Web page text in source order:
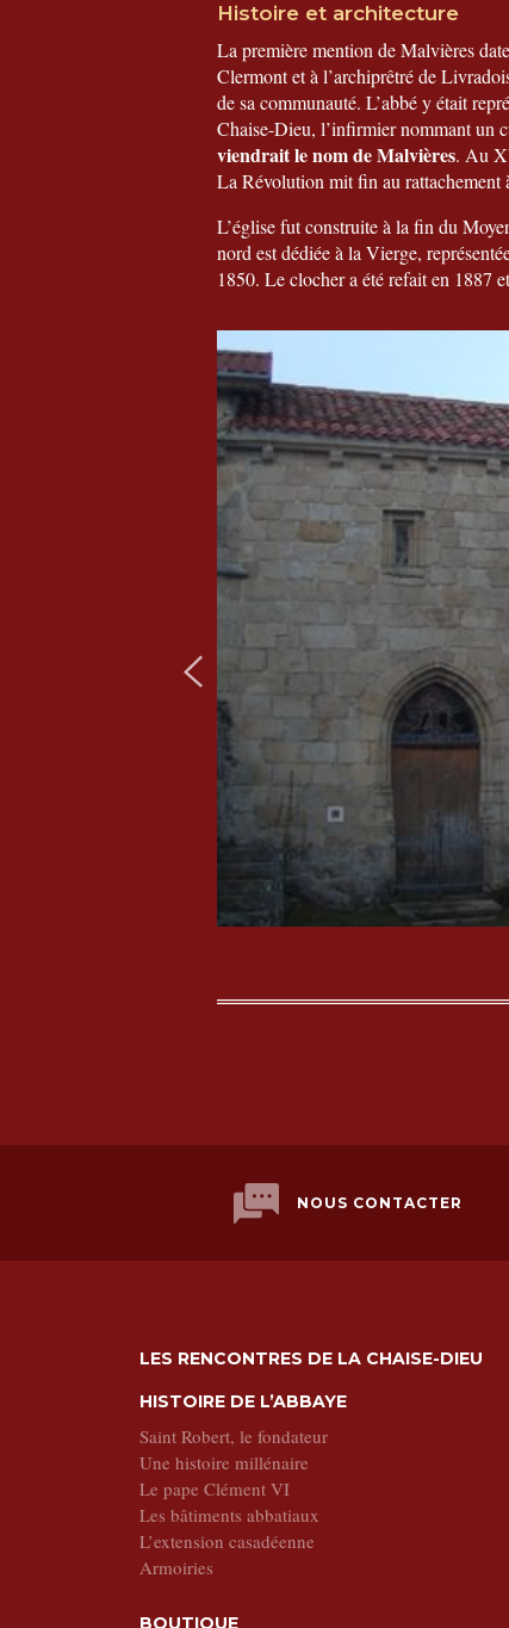
Histoire et architecture
La première mention de Malvières
Clermont et à l’archiprêtré de
de sa communauté. L’abbé y était
Chaise-Dieu, l’infirmier nommant un
viendrait le nom de Malvières. Au
La Révolution mit fin au rattachement
L’église fut construite à la fin du
nord est dédiée à la Vierge,
1850. Le clocher a été refait en 1887
NOUS CONTACTER
LES RENCONTRES DE LA CHAISE-DIEU
HISTOIRE DE L’ABBAYE
Saint Robert, le fondateur
Une histoire millénaire
Le pape Clément VI
Les bâtiments abbatiaux
L’extension casadéenne
Armoiries